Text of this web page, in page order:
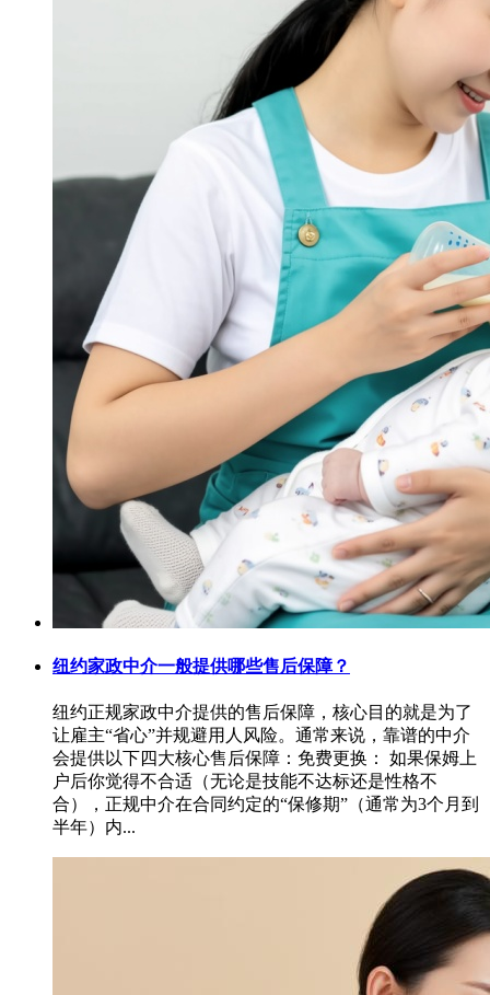
纽约家政中介一般提供哪些售后保障？
纽约正规家政中介提供的售后保障，核心目的就是为了
让雇主“省心”并规避用人风险。通常来说，靠谱的中介
会提供以下四大核心售后保障：免费更换： 如果保姆上
户后你觉得不合适（无论是技能不达标还是性格不
合），正规中介在合同约定的“保修期”（通常为3个月到
半年）内...